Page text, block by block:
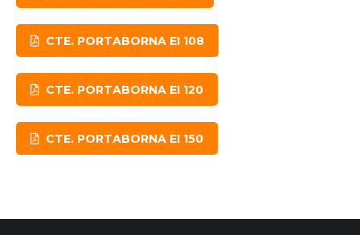
CTE. PORTABORNA EI 108
CTE. PORTABORNA EI 120
CTE. PORTABORNA EI 150